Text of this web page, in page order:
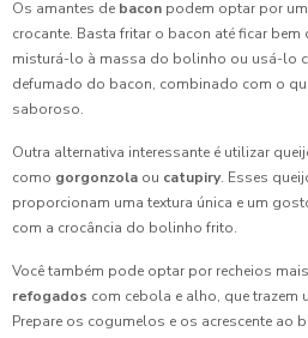
Os amantes de bacon podem optar por
crocante. Basta fritar o bacon até ficar bem
misturá-lo à massa do bolinho ou usá-lo
defumado do bacon, combinado com o
saboroso.
Outra alternativa interessante é utilizar
como gorgonzola ou catupiry. Esses
proporcionam uma textura única e um
com a crocância do bolinho frito.
Você também pode optar por recheios
refogados com cebola e alho, que trazem
Prepare os cogumelos e os acrescente ao